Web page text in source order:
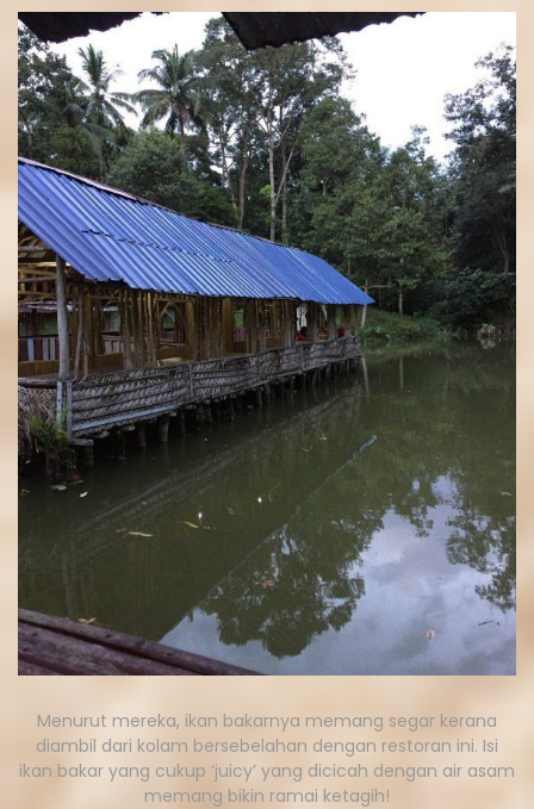
Menurut mereka, ikan bakarnya memang segar kerana
diambil dari kolam bersebelahan dengan restoran ini. Isi
ikan bakar yang cukup ‘juicy’ yang dicicah dengan air asam
memang bikin ramai ketagih!